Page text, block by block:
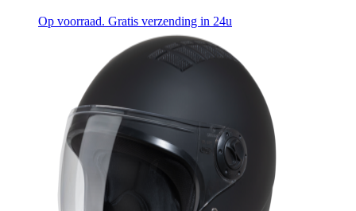
Op voorraad. Gratis verzending in 24u